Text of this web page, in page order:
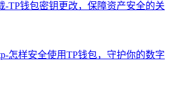
-TP钱包密钥更改，保障资产安全的关
怎样安全使用TP钱包，守护你的数字